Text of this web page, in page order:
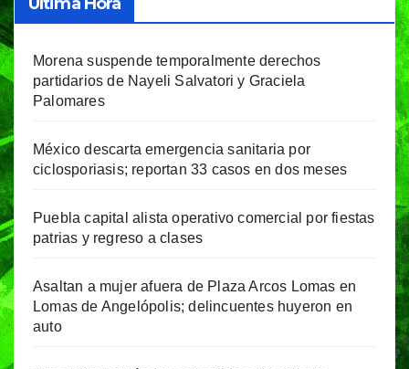
Morena suspende temporalmente derechos
partidarios de Nayeli Salvatori y Graciela
Palomares
México descarta emergencia sanitaria por
ciclosporiasis; reportan 33 casos en dos meses
Puebla capital alista operativo comercial por fiestas
patrias y regreso a clases
Asaltan a mujer afuera de Plaza Arcos Lomas en
Lomas de Angelópolis; delincuentes huyeron en
auto